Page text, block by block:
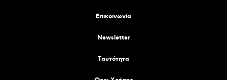
Επικοινωνία
Newsletter
Tαυτότητα